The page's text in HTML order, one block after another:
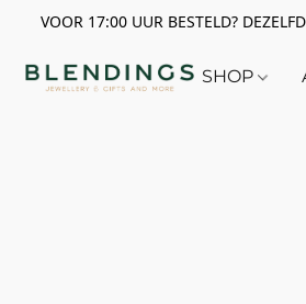
VOOR 17:00 UUR BESTELD?
SHOP